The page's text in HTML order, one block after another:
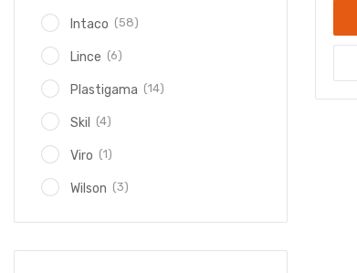
Intaco (58)
Lince (6)
Plastigama (14)
Skil (4)
Viro (1)
Wilson (3)